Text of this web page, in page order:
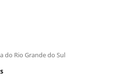
do Rio Grande do Sul